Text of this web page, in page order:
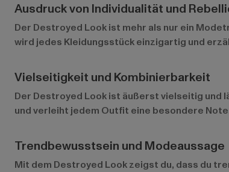
Ausdruck von Individualität und
Der Destroyed Look ist mehr als nur ein
wird jedes Kleidungsstück einzigartig und
Vielseitigkeit und Kombinierbarkeit
Der Destroyed Look ist äußerst vielseitig und
und verleiht jedem Outfit eine besondere
Trendbewusstsein und Modeaussage
Mit dem Destroyed Look zeigst du, dass du